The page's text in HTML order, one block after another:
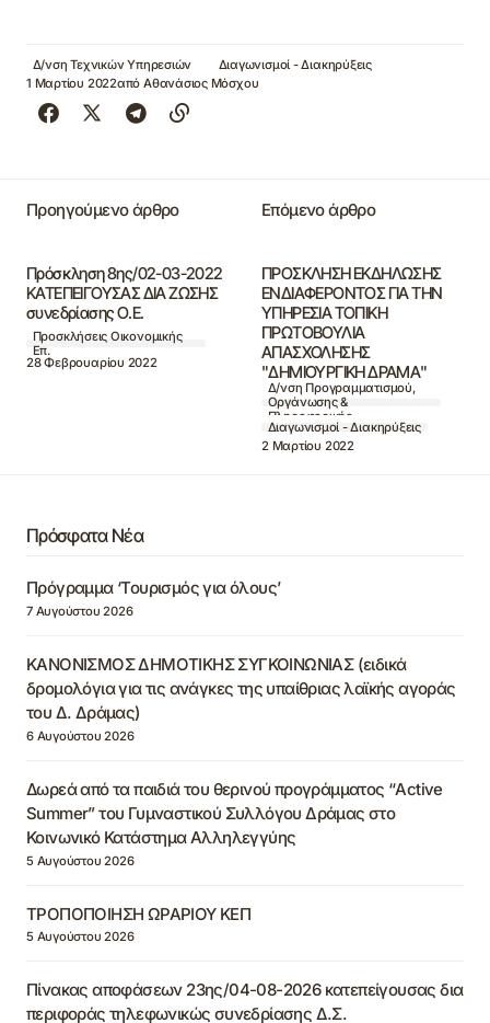
Δ/νση Τεχνικών Υπηρεσιών
Διαγωνισμοί - Διακηρύξεις
1 Μαρτίου 2022από Αθανάσιος Μόσχου
Προηγούμενο άρθρο
Πρόσκληση 8ης/02-03-2022
ΚΑΤΕΠΕΙΓΟΥΣΑΣ ΔΙΑ ΖΩΣΗΣ
συνεδρίασης Ο.Ε.
Προσκλήσεις Οικονομικής
Επ.
28 Φεβρουαρίου 2022
Επόμενο άρθρο
ΠΡΟΣΚΛΗΣΗ ΕΚΔΗΛΩΣΗΣ
ΕΝΔΙΑΦΕΡΟΝΤΟΣ ΓΙΑ ΤΗΝ
ΥΠΗΡΕΣΙΑ ΤΟΠΙΚΗ
ΠΡΩΤΟΒΟΥΛΙΑ
ΑΠΑΣΧΟΛΗΣΗΣ
"ΔΗΜΙΟΥΡΓΙΚΗ ΔΡΑΜΑ"
Δ/νση Προγραμματισμού,
Οργάνωσης &
Πληροφορικής
Διαγωνισμοί - Διακηρύξεις
2 Μαρτίου 2022
Πρόσφατα Νέα
Πρόγραμμα ‘Τουρισμός για όλους’
7 Αυγούστου 2026
ΚΑΝΟΝΙΣΜΟΣ ΔΗΜΟΤΙΚΗΣ ΣΥΓΚΟΙΝΩΝΙΑΣ (ειδικά
δρομολόγια για τις ανάγκες της υπαίθριας λαϊκής αγοράς
του Δ. Δράμας)
6 Αυγούστου 2026
Δωρεά από τα παιδιά του θερινού προγράμματος “Active
Summer” του Γυμναστικού Συλλόγου Δράμας στο
Κοινωνικό Κατάστημα Αλληλεγγύης
5 Αυγούστου 2026
ΤΡΟΠΟΠΟΙΗΣΗ ΩΡΑΡΙΟΥ ΚΕΠ
5 Αυγούστου 2026
Πίνακας αποφάσεων 23ης/04-08-2026 κατεπείγουσας δια
περιφοράς τηλεφωνικώς συνεδρίασης Δ.Σ.